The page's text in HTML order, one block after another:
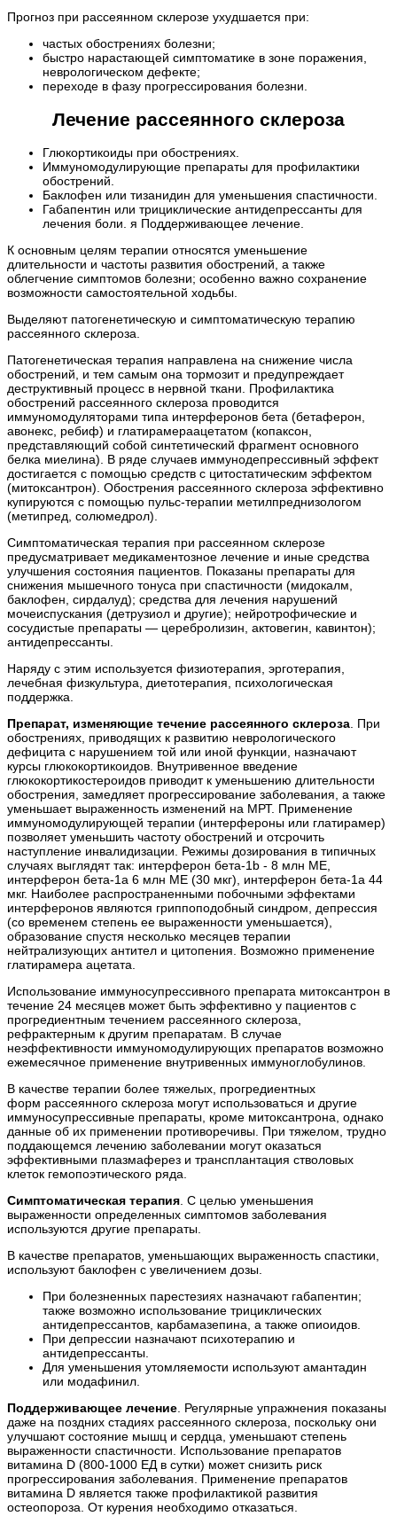
Прогноз при рассеянном склерозе ухудшается при:
частых обострениях болезни;
быстро нарастающей симптоматике в зоне поражения,
неврологическом дефекте;
переходе в фазу прогрессирования болезни.
Лечение рассеянного склероза
Глюкортикоиды при обострениях.
Иммуномодулирующие препараты для профилактики
обострений.
Баклофен или тизанидин для уменьшения спастичности.
Габапентин или трициклические антидепрессанты для
лечения боли. я Поддерживающее лечение.
К основным целям терапии относятся уменьшение
длительности и частоты развития обострений, а также
облегчение симптомов болезни; особенно важно сохранение
возможности самостоятельной ходьбы.
Выделяют патогенетическую и симптоматическую терапию
рассеянного склероза.
Патогенетическая терапия направлена на снижение числа
обострений, и тем самым она тормозит и предупреждает
деструктивный процесс в нервной ткани. Профилактика
обострений рассеянного склероза проводится
иммуномодуляторами типа интерферонов бета (бетаферон,
авонекс, ребиф) и глатирамераацетатом (копаксон,
представляющий собой синтетический фрагмент основного
белка миелина). В ряде случаев иммунодепрессивный эффект
достигается с помощью средств с цитостатическим эффектом
(митоксантрон). Обострения рассеянного склероза эффективно
купируются с помощью пульс-терапии метилпреднизологом
(метипред, солюмедрол).
Симптоматическая терапия при рассеянном склерозе
предусматривает медикаментозное лечение и иные средства
улучшения состояния пациентов. Показаны препараты для
снижения мышечного тонуса при спастичности (мидокалм,
баклофен, сирдалуд); средства для лечения нарушений
мочеиспускания (детрузиол и другие); нейротрофические и
сосудистые препараты — церебролизин, актовегин, кавинтон);
антидепрессанты.
Наряду с этим используется физиотерапия, эрготерапия,
лечебная физкультура, диетотерапия, психологическая
поддержка.
Препарат, изменяющие течение рассеянного склероза . При
обострениях, приводящих к развитию неврологического
дефицита с нарушением той или иной функции, назначают
курсы глюкокортикоидов. Внутривенное введение
глюкокортикостероидов приводит к уменьшению длительности
обострения, замедляет прогрессирование заболевания, а также
уменьшает выраженность изменений на МРТ. Применение
иммуномодулирующей терапии (интерфероны или глатирамер)
позволяет уменьшить частоту обострений и отсрочить
наступление инвалидизации. Режимы дозирования в типичных
случаях выглядят так: интерферон бета-1b - 8 млн ME,
интерферон бета-1а 6 млн ME (30 мкг), интерферон бета-1а 44
мкг. Наиболее распространенными побочными эффектами
интерферонов являются гриппоподобный синдром, депрессия
(со временем степень ее выраженности уменьшается),
образование спустя несколько месяцев терапии
нейтрализующих антител и цитопения. Возможно применение
глатирамера ацетата.
Использование иммуносупрессивного препарата митоксантрон в
течение 24 месяцев может быть эффективно у пациентов с
прогредиентным течением рассеянного склероза,
рефрактерным к другим препаратам. В случае
неэффективности иммуномодулирующих препаратов возможно
ежемесячное применение внутривенных иммуноглобулинов.
В качестве терапии более тяжелых, прогредиентных
форм рассеянного склероза могут использоваться и другие
иммуносупрессивные препараты, кроме митоксантрона, однако
данные об их применении противоречивы. При тяжелом, трудно
поддающемся лечению заболевании могут оказаться
эффективными плазмаферез и трансплантация стволовых
клеток гемопоэтического ряда.
Симптоматическая терапия . С целью уменьшения
выраженности определенных симптомов заболевания
используются другие препараты.
В качестве препаратов, уменьшающих выраженность спастики,
используют баклофен с увеличением дозы.
При болезненных парестезиях назначают габапентин;
также возможно использование трициклических
антидепрессантов, карбамазепина, а также опиоидов.
При депрессии назначают психотерапию и
антидепрессанты.
Для уменьшения утомляемости используют амантадин
или модафинил.
Поддерживающее лечение . Регулярные упражнения показаны
даже на поздних стадиях рассеянного склероза, поскольку они
улучшают состояние мышц и сердца, уменьшают степень
выраженности спастичности. Использование препаратов
витамина D (800-1000 ЕД в сутки) может снизить риск
прогрессирования заболевания. Применение препаратов
витамина D является также профилактикой развития
остеопороза. От курения необходимо отказаться.